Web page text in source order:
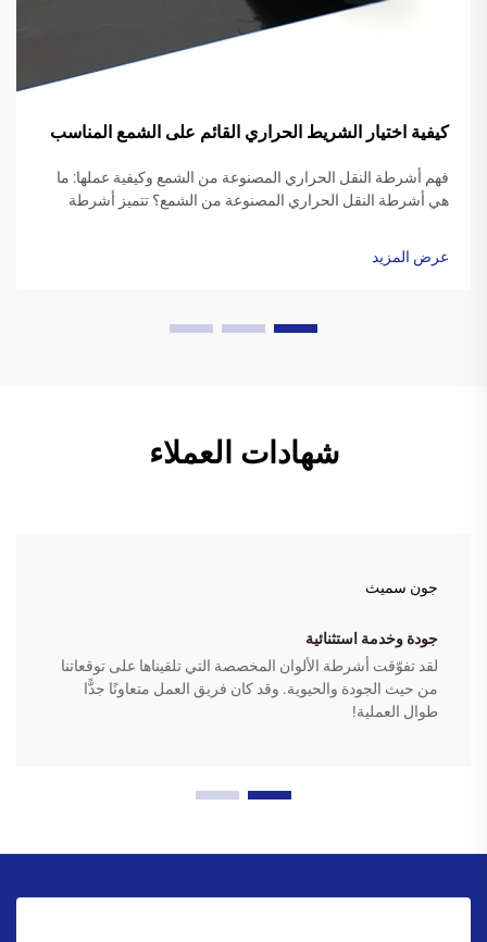
كيفية اختيار الشريط الحراري القائم على الشمع المناسب
فهم أشرطة النقل الحراري المصنوعة من الشمع وكيفية عملها: ما
هي أشرطة النقل الحراري المصنوعة من الشمع؟ تتميز أشرطة
عرض المزيد
شهادات العملاء
جون سميث
جودة وخدمة استثنائية
لقد تفوّقت أشرطة الألوان المخصصة التي تلقيناها على توقعاتنا
من حيث الجودة والحيوية. وقد كان فريق العمل متعاونًا جدًّا
طوال العملية!